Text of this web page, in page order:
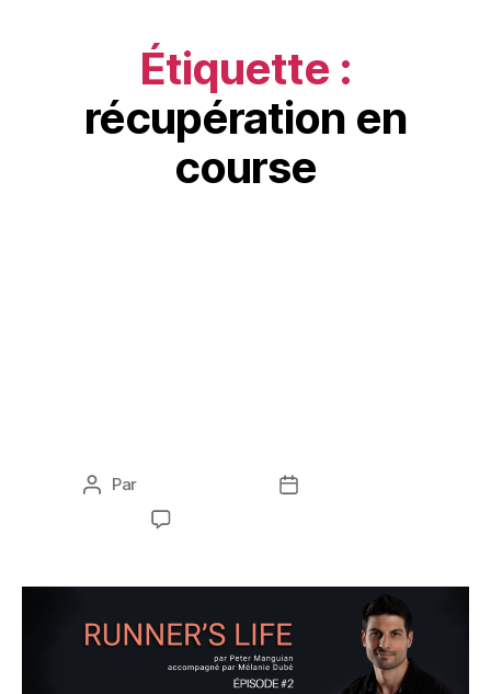
Étiquette :
récupération en
course
Par